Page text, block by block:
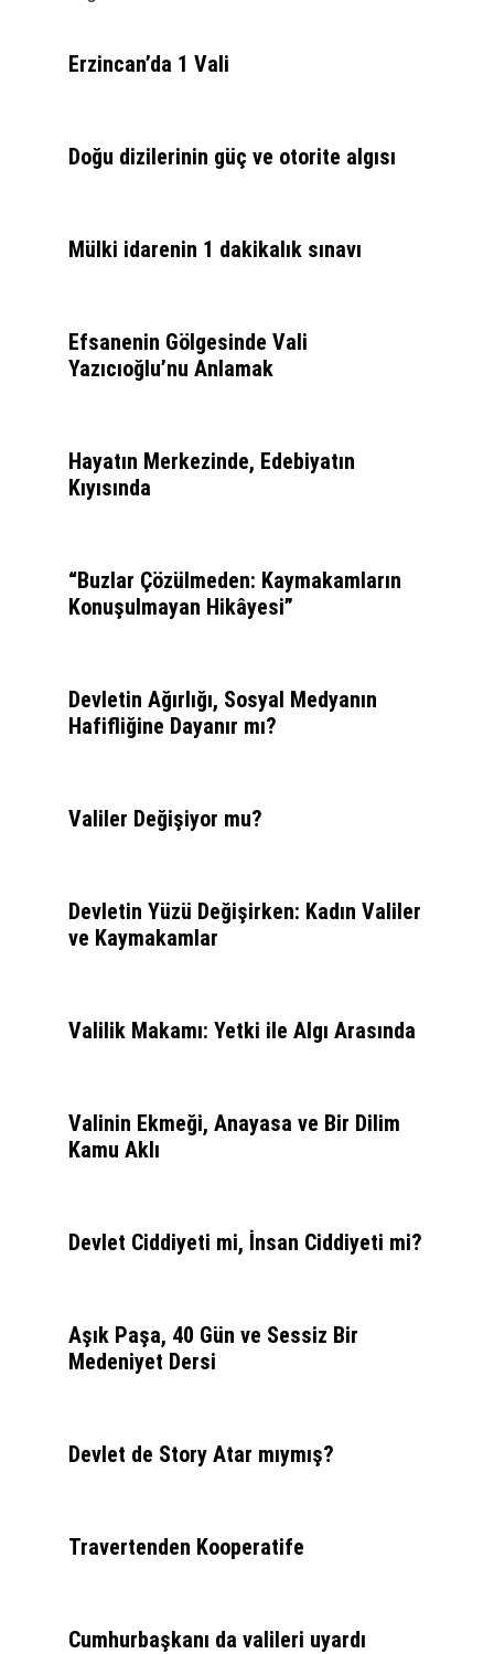
Erzincan’da 1 Vali
Doğu dizilerinin güç ve otorite algısı
Mülki idarenin 1 dakikalık sınavı
Efsanenin Gölgesinde Vali
Yazıcıoğlu’nu Anlamak
Hayatın Merkezinde, Edebiyatın
Kıyısında
“Buzlar Çözülmeden: Kaymakamların
Konuşulmayan Hikâyesi”
Devletin Ağırlığı, Sosyal Medyanın
Hafifliğine Dayanır mı?
Valiler Değişiyor mu?
Devletin Yüzü Değişirken: Kadın Valiler
ve Kaymakamlar
Valilik Makamı: Yetki ile Algı Arasında
Valinin Ekmeği, Anayasa ve Bir Dilim
Kamu Aklı
Devlet Ciddiyeti mi, İnsan Ciddiyeti mi?
Aşık Paşa, 40 Gün ve Sessiz Bir
Medeniyet Dersi
Devlet de Story Atar mıymış?
Travertenden Kooperatife
Cumhurbaşkanı da valileri uyardı